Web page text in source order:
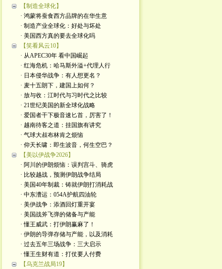
【制造全球化】
· 鸿蒙将蚕食西方品牌的在华生意
· 制造产业全球化：好处与坏处
· 美国西方真的要去全球化吗
【笑看风云10】
· 从APEC30年 看中国崛起
· 红海危机：哈马斯外溢+代理人行
· 日本侵华战争：有人想更名？
· 麦十五朗下，建国上如何？
· 放与收：江时代与习时代之比较
· 21世纪美国的新全球化战略
· 爱国者干下极音速匕首，厉害了！
· 越南待客之道：挂国旗有讲究
· 气球大叔布林肯之烦恼
· 仰天长啸：即生波音，何生空巴？
【美以伊战争2026】
· 阿川的伊朗烦恼：误判宫斗、骑虎
· 比较越战，预测伊朗战争结局
· 美国40年制裁：铸就伊朗打消耗战
· 中东漕运：054A护航四油轮
· 美伊战争：添酒回灯重开宴
· 美国战斧飞弹的储备与产能
· 懂王威武：打伊朗赢麻了！
· 伊朗的导弹存储与产能，以及消耗
· 过去五年三场战争：三大启示
· 懂王生财有道：打仗要人付费
【乌克兰战局19】